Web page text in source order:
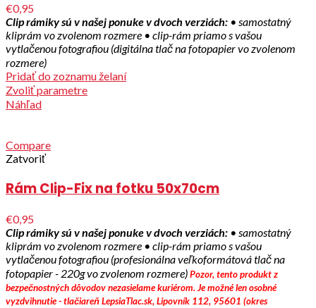
€0,95
Clip rámiky sú v našej ponuke v dvoch verziách: • samostatný
kliprám vo zvolenom rozmere • clip-rám priamo s vašou
vytlačenou fotografiou (digitálna tlač na fotopapier vo zvolenom
rozmere)
Pridať do zoznamu želaní
Zvoliť parametre
Náhľad
Compare
Zatvoriť
Rám Clip-Fix na fotku 50x70cm
€0,95
Clip rámiky sú v našej ponuke v dvoch verziách: • samostatný
kliprám vo zvolenom rozmere • clip-rám priamo s vašou
vytlačenou fotografiou (profesionálna veľkoformátová tlač na
fotopapier - 220g vo zvolenom rozmere)Pozor, tento produkt z
bezpečnostných dôvodov nezasielame kuriérom.Je možné len osobné
vyzdvihnutie - tlačiareň LepsiaTlac.sk, Lipovník 112, 95601 (okres